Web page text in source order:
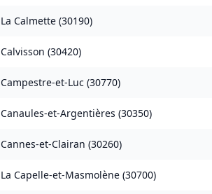
La Calmette (30190)
Calvisson (30420)
Campestre-et-Luc (30770)
Canaules-et-Argentières (30350)
Cannes-et-Clairan (30260)
La Capelle-et-Masmolène (30700)